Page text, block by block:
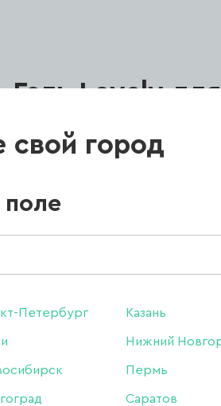
свой город
поле
Петербург Казань
Нижний
Пермь
Саратов
Гель Lovely
Lego gel Rose,
549 ₽
В наличии в интернет-магазине
Нет в магазинах
- +